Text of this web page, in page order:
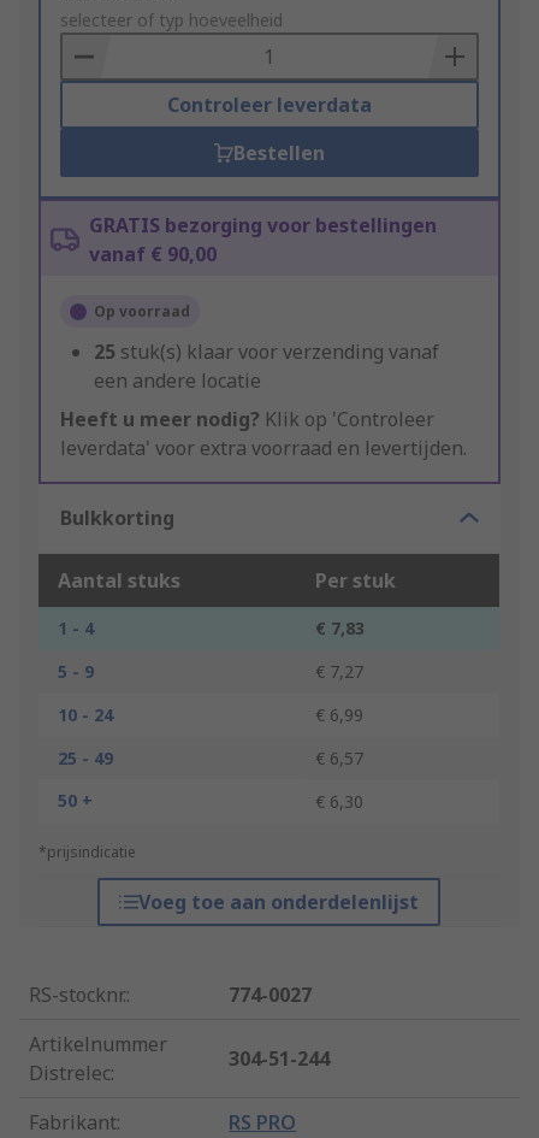
to
Basket
selecteer of typ hoeveelheid
Controleer leverdata
Bestellen
GRATIS bezorging voor bestellingen
vanaf € 90,00
Op voorraad
25 stuk(s) klaar voor verzending vanaf
een andere locatie
Heeft u meer nodig? Klik op 'Controleer
leverdata' voor extra voorraad en levertijden.
Bulkkorting
Aantal stuks Per stuk
1 - 4
€ 7,83
5 - 9
€ 7,27
10 - 24
€ 6,99
25 - 49
€ 6,57
50 +
€ 6,30
*prijsindicatie
Voeg toe aan onderdelenlijst
RS-stocknr.:
774-0027
Artikelnummer
Distrelec:
304-51-244
Fabrikant: RS PRO